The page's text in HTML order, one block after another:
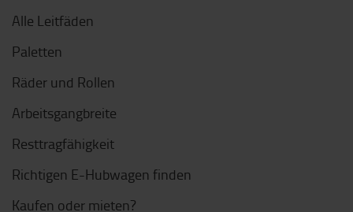
Alle Leitfäden
Paletten
Räder und Rollen
Arbeitsgangbreite
Resttragfähigkeit
Richtigen E-Hubwagen finden
Kaufen oder mieten?